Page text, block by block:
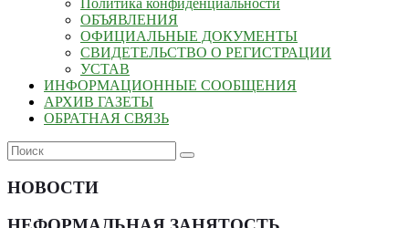
Политика конфиденциальности
ОБЪЯВЛЕНИЯ
ОФИЦИАЛЬНЫЕ ДОКУМЕНТЫ
СВИДЕТЕЛЬСТВО О РЕГИСТРАЦИИ
УСТАВ
ИНФОРМАЦИОННЫЕ СООБЩЕНИЯ
АРХИВ ГАЗЕТЫ
ОБРАТНАЯ СВЯЗЬ
НОВОСТИ